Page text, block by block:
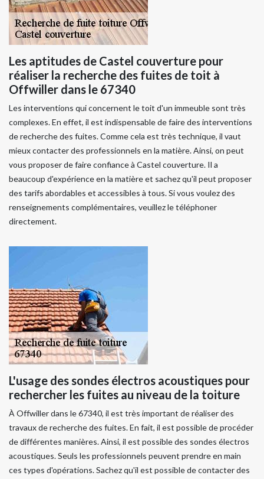
Les aptitudes de Castel couverture pour
réaliser la recherche des fuites de toit à
Offwiller dans le 67340
Les interventions qui concernent le toit d'un immeuble sont très
complexes. En effet, il est indispensable de faire des interventions
de recherche des fuites. Comme cela est très technique, il vaut
mieux contacter des professionnels en la matière. Ainsi, on peut
vous proposer de faire confiance à Castel couverture. Il a
beaucoup d'expérience en la matière et sachez qu'il peut proposer
des tarifs abordables et accessibles à tous. Si vous voulez des
renseignements complémentaires, veuillez le téléphoner
directement.
L'usage des sondes électros acoustiques pour
rechercher les fuites au niveau de la toiture
À Offwiller dans le 67340, il est très important de réaliser des
travaux de recherche des fuites. En fait, il est possible de procéder
de différentes manières. Ainsi, il est possible des sondes électros
acoustiques. Seuls les professionnels peuvent prendre en main
ces types d'opérations. Sachez qu'il est possible de contacter des